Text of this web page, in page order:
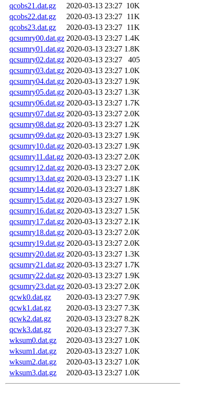
qcobs21.dat.gz
2020-03-13 23:27 10K
qcobs22.dat.gz
2020-03-13 23:27 11K
qcobs23.dat.gz
2020-03-13 23:27 11K
qcsumry00.dat.gz 2020-03-13 23:27 1.4K
qcsumry01.dat.gz 2020-03-13 23:27 1.8K
qcsumry02.dat.gz 2020-03-13 23:27
405
qcsumry03.dat.gz 2020-03-13 23:27 1.0K
qcsumry04.dat.gz 2020-03-13 23:27 1.9K
qcsumry05.dat.gz 2020-03-13 23:27 1.3K
qcsumry06.dat.gz 2020-03-13 23:27 1.7K
qcsumry07.dat.gz 2020-03-13 23:27 2.0K
qcsumry08.dat.gz 2020-03-13 23:27 1.2K
qcsumry09.dat.gz 2020-03-13 23:27 1.9K
qcsumry10.dat.gz 2020-03-13 23:27 1.9K
qcsumry11.dat.gz 2020-03-13 23:27 2.0K
qcsumry12.dat.gz 2020-03-13 23:27 2.0K
qcsumry13.dat.gz 2020-03-13 23:27 1.1K
qcsumry14.dat.gz 2020-03-13 23:27 1.8K
qcsumry15.dat.gz 2020-03-13 23:27 1.9K
qcsumry16.dat.gz 2020-03-13 23:27 1.5K
qcsumry17.dat.gz 2020-03-13 23:27 2.1K
qcsumry18.dat.gz 2020-03-13 23:27 2.0K
qcsumry19.dat.gz 2020-03-13 23:27 2.0K
qcsumry20.dat.gz 2020-03-13 23:27 1.3K
qcsumry21.dat.gz 2020-03-13 23:27 1.7K
qcsumry22.dat.gz 2020-03-13 23:27 1.9K
qcsumry23.dat.gz 2020-03-13 23:27 2.0K
qcwk0.dat.gz
2020-03-13 23:27 7.9K
qcwk1.dat.gz
2020-03-13 23:27 7.3K
qcwk2.dat.gz
2020-03-13 23:27 8.2K
qcwk3.dat.gz
2020-03-13 23:27 7.3K
wksum0.dat.gz
2020-03-13 23:27 1.0K
wksum1.dat.gz
2020-03-13 23:27 1.0K
wksum2.dat.gz
2020-03-13 23:27 1.0K
wksum3.dat.gz
2020-03-13 23:27 1.0K